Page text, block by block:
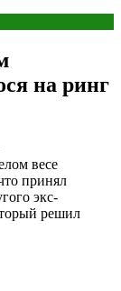
на ринг
весе
принял
экс-
решил